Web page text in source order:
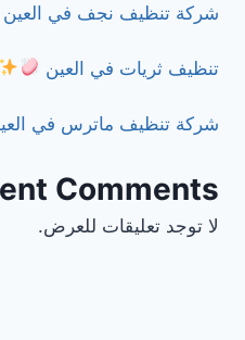
شركة تنظيف نجف في العين
تنظيف ثريات في العين
شركة تنظيف ماترس في
Comments
لا توجد تعليقات للعرض.